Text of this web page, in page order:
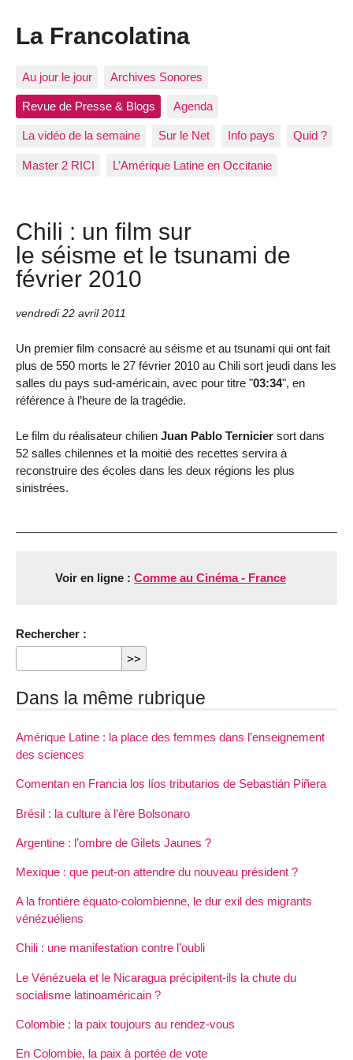
La Francolatina
Au jour le jour Archives Sonores
Revue de Presse & Blogs Agenda
La vidéo de la semaine Sur le Net Info pays Quid ?
Master 2 RICI L’Amérique Latine en Occitanie
Chili : un film sur
le séisme et le tsunami de
février 2010
vendredi 22 avril 2011
Un premier film consacré au séisme et au tsunami qui ont fait
plus de 550 morts le 27 février 2010 au Chili sort jeudi dans les
salles du pays sud-américain, avec pour titre "03:34", en
référence à l’heure de la tragédie.
Le film du réalisateur chilien Juan Pablo Ternicier sort dans
52 salles chilennes et la moitié des recettes servira à
reconstruire des écoles dans les deux régions les plus
sinistrées.
Voir en ligne : Comme au Cinéma - France
Rechercher :
Dans la même rubrique
Amérique Latine : la place des femmes dans l’enseignement
des sciences
Comentan en Francia los líos tributarios de Sebastián Piñera
Brésil : la culture à l’ère Bolsonaro
Argentine : l’ombre de Gilets Jaunes ?
Mexique : que peut-on attendre du nouveau président ?
A la frontière équato-colombienne, le dur exil des migrants
vénézuéliens
Chili : une manifestation contre l’oubli
Le Vénézuela et le Nicaragua précipitent-ils la chute du
socialisme latinoaméricain ?
Colombie : la paix toujours au rendez-vous
En Colombie, la paix à portée de vote